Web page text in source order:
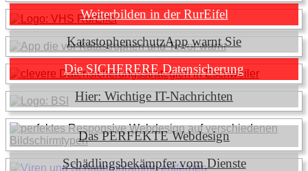
Weiterbilden in der RurEifel
KatastophenschutzApp warnt Sie
Die SICHERERE Datensicherung
Hier: Wichtige IT-Nachrichten
Das PERFEKTE Webdesign
Schädlingsbekämpfer vom Dienste